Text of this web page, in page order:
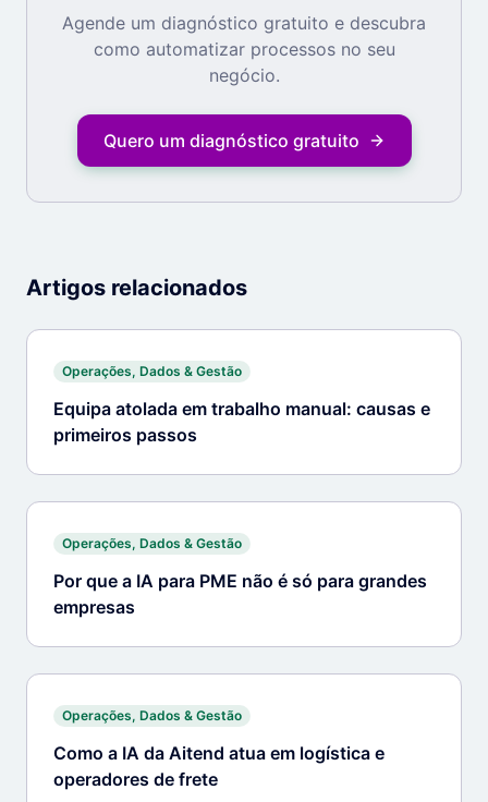
Agende um diagnóstico gratuito e descubra
como automatizar processos no seu
negócio.
Quero um diagnóstico gratuito
Artigos relacionados
Operações, Dados & Gestão
Equipa atolada em trabalho manual: causas e
primeiros passos
Operações, Dados & Gestão
Por que a IA para PME não é só para grandes
empresas
Operações, Dados & Gestão
Como a IA da Aitend atua em logística e
operadores de frete